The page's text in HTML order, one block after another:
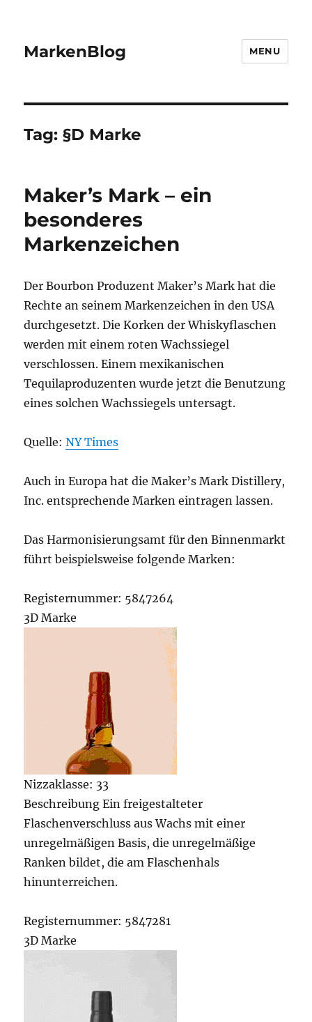
MarkenBlog MENU
Tag:§D Marke
Maker’s Mark – ein
besonderes
Markenzeichen
Der Bourbon Produzent Maker’s Mark hat die
Rechte an seinem Markenzeichen in den USA
durchgesetzt. Die Korken der Whiskyflaschen
werden mit einem roten Wachssiegel
verschlossen. Einem mexikanischen
Tequilaproduzenten wurde jetzt die Benutzung
eines solchen Wachssiegels untersagt.
Quelle:NY Times
Auch in Europa hat die Maker’s Mark Distillery,
Inc. entsprechende Marken eintragen lassen.
Das Harmonisierungsamt für den Binnenmarkt
führt beispielsweise folgende Marken:
Registernummer: 5847264
3D Marke
Nizzaklasse: 33
Beschreibung Ein freigestalteter
Flaschenverschluss aus Wachs mit einer
unregelmäßigen Basis, die unregelmäßige
Ranken bildet, die am Flaschenhals
hinunterreichen.
Registernummer: 5847281
3D Marke